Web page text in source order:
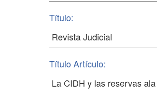
Título:
Título Artículo: